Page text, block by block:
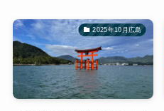
2025年10月広島